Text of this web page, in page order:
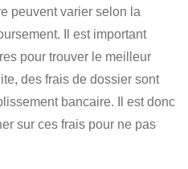
peuvent varier selon la
. Il est important
pour trouver le meilleur
des frais de dossier sont
bancaire. Il est donc
sur ces frais pour ne pas